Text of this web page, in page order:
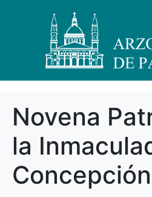
Novena
la
Concepción